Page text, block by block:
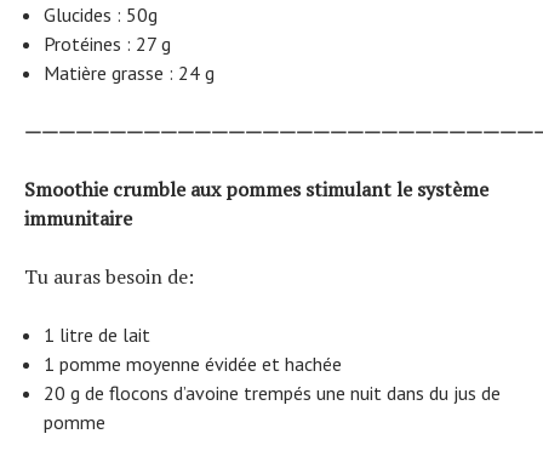
Glucides : 50g
Protéines : 27 g
Matière grasse : 24 g
Smoothie crumble aux pommes stimulant le système
immunitaire
Tu auras besoin de:
1 litre de lait
1 pomme moyenne évidée et hachée
20 g de flocons d’avoine trempés une nuit dans du jus de
pomme